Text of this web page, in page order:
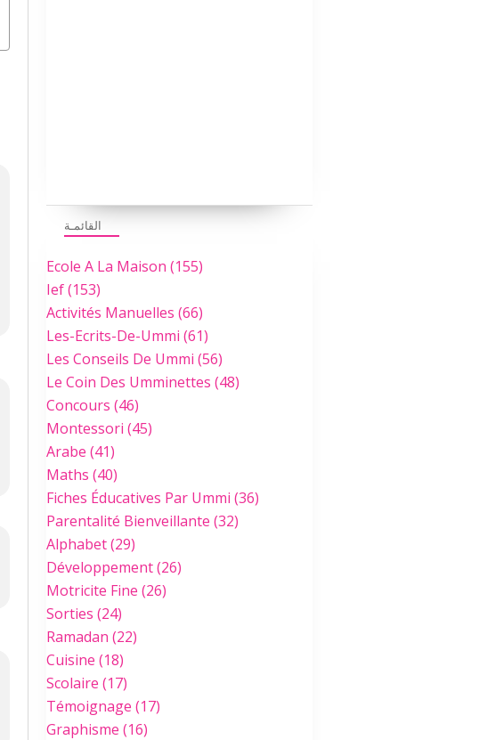
القائمـة
Ecole A La Maison (155)
Ief(153)
Activités Manuelles (66)
Les-Ecrits-De-Ummi (61)
Les Conseils De Ummi (56)
Le Coin Des Umminettes (48)
Concours (46)
Montessori (45)
Arabe (41)
Maths (40)
Fiches Éducatives Par Ummi (36)
Parentalité Bienveillante (32)
Alphabet(29)
Développement(26)
Motricite Fine (26)
Sorties (24)
Ramadan (22)
Cuisine (18)
Scolaire (17)
Témoignage (17)
Graphisme (16)